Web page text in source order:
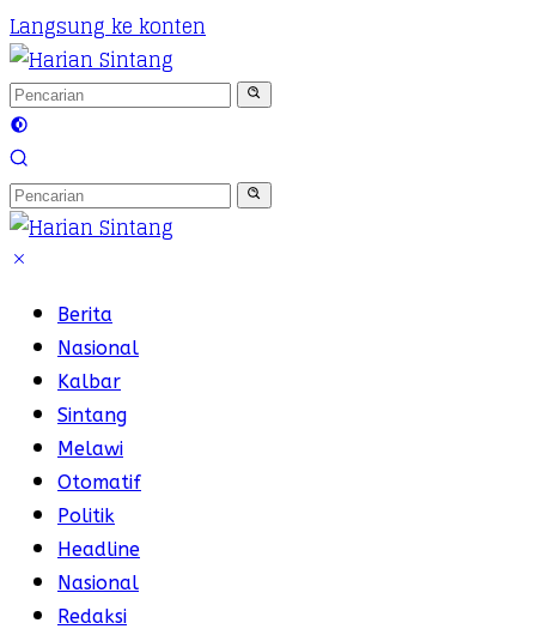
Langsung ke konten
Berita
Nasional
Kalbar
Sintang
Melawi
Otomatif
Politik
Headline
Nasional
Redaksi